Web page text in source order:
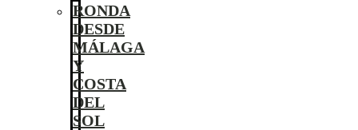
RONDA
DESDE
MÁLAGA
Y
COSTA
DEL
SOL